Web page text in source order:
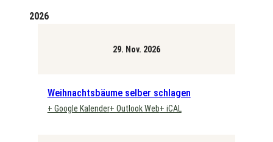
2026
29. Nov. 2026
Weihnachtsbäume selber schlagen
+ Google Kalender+ Outlook Web+ iCAL